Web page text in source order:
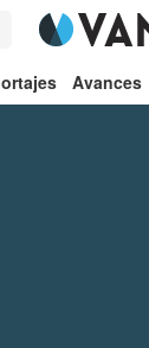
Avances